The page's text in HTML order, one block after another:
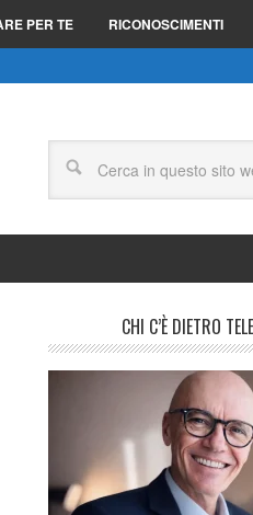
PER TE RICONOSCIMENTI
CHI C’È DIETRO